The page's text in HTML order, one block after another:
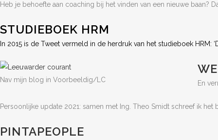
Heb je behoefte aan coaching bij het vinden van een nieuwe baan?
STUDIEBOEK HRM
In 2015 is de Tweet vermeld in de herdruk van het studieboek HRM:
Nav mijn blog in Voorbeeldig/LC En
Persoonlijke update 2021: samen met Ing. Theo Smidt schreef ik het
PINTAPEOPLE